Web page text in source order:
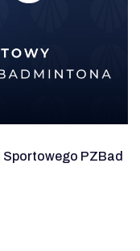
Sportowego PZBad